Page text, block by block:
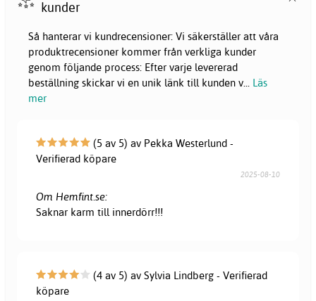
kunder
Så hanterar vi kundrecensioner: Vi säkerställer att våra
produktrecensioner kommer från verkliga kunder
genom följande process: Efter varje levererad
beställning skickar vi en unik länk till kunden v... Läs
mer
(5 av 5) av Pekka Westerlund -
Verifierad köpare
2025-08-10
Om Hemfint.se:
Saknar karm till innerdörr!!!
(4 av 5) av Sylvia Lindberg - Verifierad
köpare